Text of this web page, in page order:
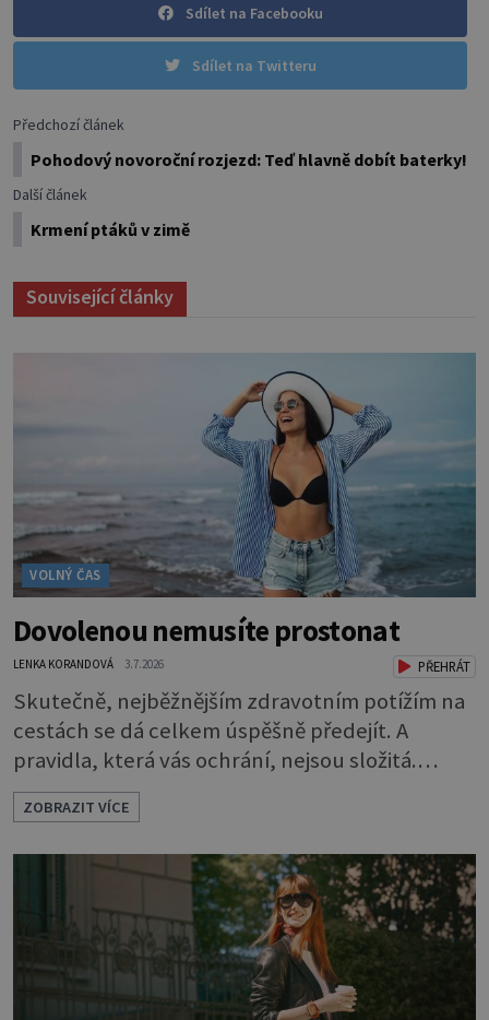
Sdílet na Facebooku
Sdílet na Twitteru
Předchozí článek
Pohodový novoroční rozjezd: Teď hlavně dobít baterky!
Další článek
Krmení ptáků v zimě
Související články
VOLNÝ ČAS
Dovolenou nemusíte prostonat
LENKA KORANDOVÁ 3.7.2026 PŘEHRÁT
Skutečně, nejběžnějším zdravotním potížím na
cestách se dá celkem úspěšně předejít. A
pravidla, která vás ochrání, nejsou složitá.
Riziko na talíři Drtivou většinu cestovatelských
průjmů vyvolávají fekální bakterie. Do kuchyně
se mohou dostat s přirozeně hnojenou
zeleninou a při nedostatečné hygieně při
přípravě a výdeji jídla se snadno rozšíří ze
zeleninového salátu i na další potraviny. Dobro
ZOBRAZIT VÍCE